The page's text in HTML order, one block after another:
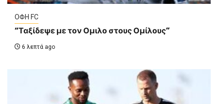
ΟΦΗ FC
“Ταξίδεψε με τον Ομιλο στους Ομίλους”
6 λεπτά ago